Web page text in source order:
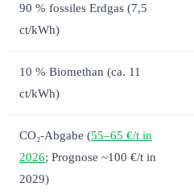
90 % fossiles Erdgas (7,5
ct/kWh)
10 % Biomethan (ca. 11
ct/kWh)
CO₂-Abgabe (55–65 €/t in
2026; Prognose ~100 €/t in
2029)